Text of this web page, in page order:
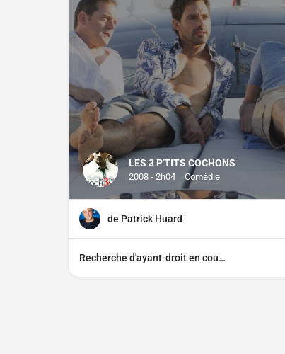
LES 3 P'TITS COCHONS
2008 - 2h04 Comédie
de Patrick Huard
Recherche d'ayant-droit en cours